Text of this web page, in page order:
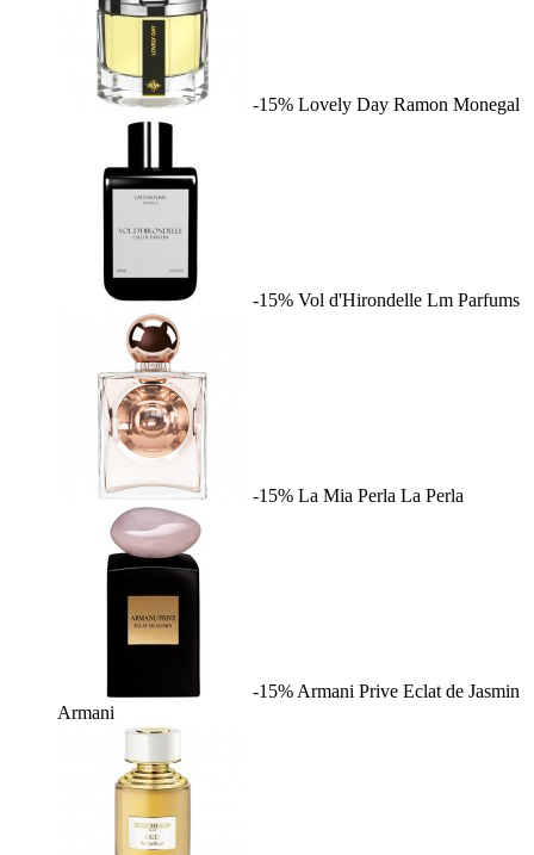
-15% Lovely Day Ramon Monegal
-15% Vol d'Hirondelle Lm Parfums
-15% La Mia Perla La Perla
-15% Armani Prive Eclat de Jasmin
Armani